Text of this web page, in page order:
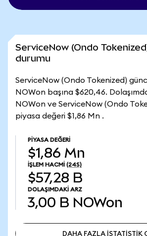
ServiceNow (Ondo
durumu
ServiceNow (Ondo Tokenized)
NOWon başına $620,46.
NOWon ve ServiceNow (Ondo
piyasa değeri $1,86 Mn .
PIYASA DEĞERI
$1,86 Mn
İŞLEM HACMI (24S)
$57,28 B
DOLAŞIMDAKI ARZ
3,00 B NOWon
DAHA FAZLA İSTATİSTİK